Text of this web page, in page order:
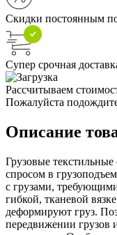
Скидки постоянным
Супер срочная
Рассчитываем
Пожалуйста
Описание
Грузовые
спросом в
с грузами,
гибкой, тканевой
деформируют груз.
передвижении грузов